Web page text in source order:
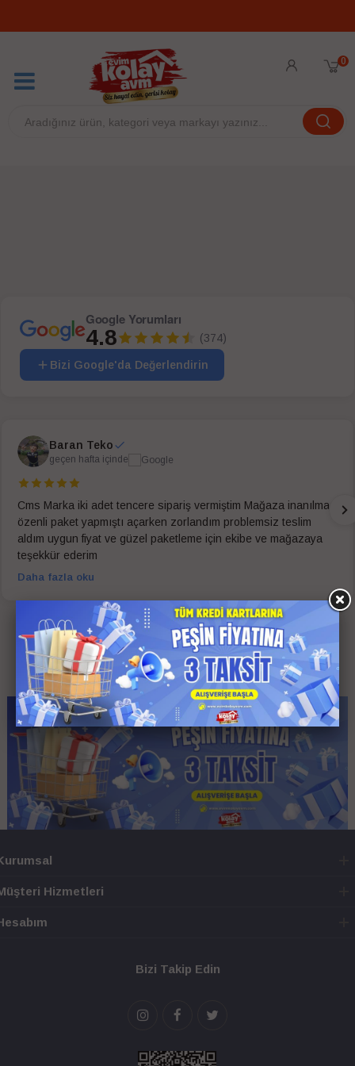
0
Google Yorumları
4.8 (374)
Bizi Google'da Değerlendirin
Baran Teko
geçen hafta içinde
Cms Marka iki adet tencere sipariş vermiştim Mağaza inanılmaz
özenli paket yapmıştı açarken zorlandım problemsiz teslim
aldım uygun fiyat ve güzel paketleme için ekibe ve mağazaya
teşekkür ederim
Daha fazla oku
Hizmetleri
Bizi Takip Edin